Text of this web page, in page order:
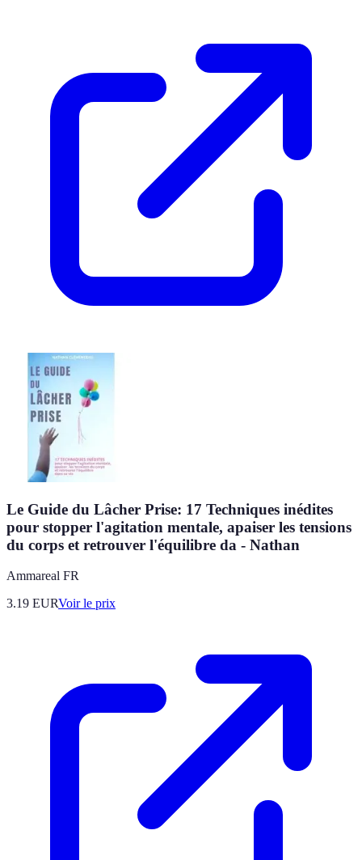
Le Guide du Lâcher Prise: 17 Techniques inédites
pour stopper l'agitation mentale, apaiser les tensions
du corps et retrouver l'équilibre da - Nathan
Ammareal FR
3.19 EURVoir le prix